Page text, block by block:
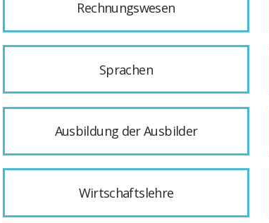
Rechnungswesen
Sprachen
Ausbildung der Ausbilder
Wirtschaftslehre